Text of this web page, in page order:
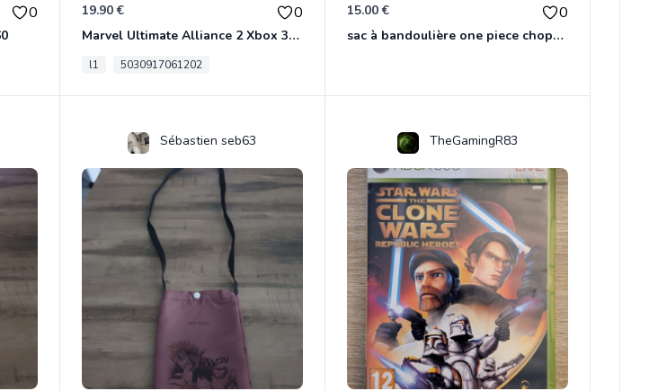
0 19.90 € 0
Marvel Ultimate Alliance 2 Xbox 360
l1 5030917061202
15.00 € 0
sac à bandoulière one piece chopper
Sébastien seb63 TheGamingR83